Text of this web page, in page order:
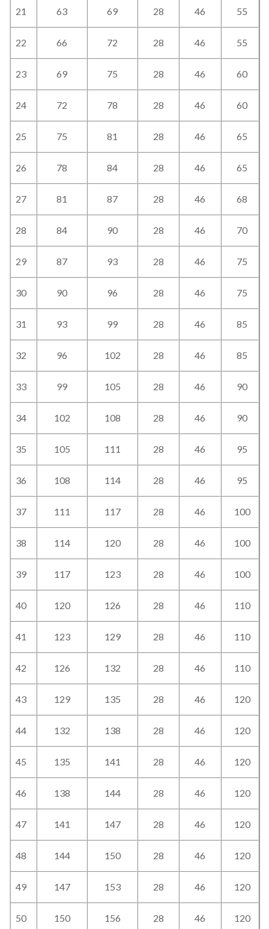
21 63 69 28 46 55
22 66 72 28 46 55
23 69 75 28 46 60
24 72 78 28 46 60
25 75 81 28 46 65
26 78 84 28 46 65
27 81 87 28 46 68
28 84 90 28 46 70
29 87 93 28 46 75
30 90 96 28 46 75
31 93 99 28 46 85
32 96 102 28 46 85
33 99 105 28 46 90
34 102 108 28 46 90
35 105 111 28 46 95
36 108 114 28 46 95
37 111 117 28 46 100
38 114 120 28 46 100
39 117 123 28 46 100
40 120 126 28 46 110
41 123 129 28 46 110
42 126 132 28 46 110
43 129 135 28 46 120
44 132 138 28 46 120
45 135 141 28 46 120
46 138 144 28 46 120
47 141 147 28 46 120
48 144 150 28 46 120
49 147 153 28 46 120
50 150 156 28 46 120